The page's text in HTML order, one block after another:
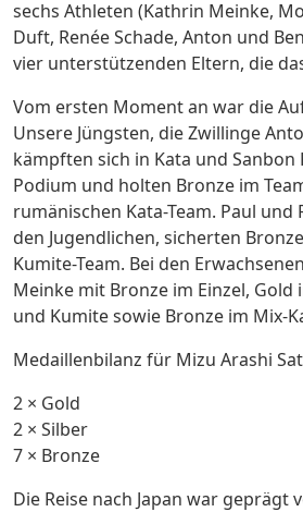
sechs Athleten (Kathrin Meinke,
Duft, Renée Schade, Anton und
vier unterstützenden Eltern, die
Vom ersten Moment an war die
Unsere Jüngsten, die Zwillinge
kämpften sich in Kata und Sanbon
Podium und holten Bronze im
rumänischen Kata-Team. Paul und
den Jugendlichen, sicherten
Kumite-Team. Bei den
Meinke mit Bronze im Einzel, Gold
und Kumite sowie Bronze im Mix-
Medaillenbilanz für Mizu Arashi
2 × Gold
2 × Silber
7 × Bronze
Die Reise nach Japan war geprägt